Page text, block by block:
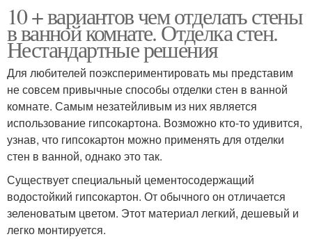
10 + вариантов чем отделать стены
в ванной комнате. Отделка стен.
Нестандартные решения
Для любителей поэкспериментировать мы представим
не совсем привычные способы отделки стен в ванной
комнате. Самым незатейливым из них является
использование гипсокартона. Возможно кто-то удивится,
узнав, что гипсокартон можно применять для отделки
стен в ванной, однако это так.
Существует специальный цементосодержащий
водостойкий гипсокартон. От обычного он отличается
зеленоватым цветом. Этот материал легкий, дешевый и
легко монтируется.